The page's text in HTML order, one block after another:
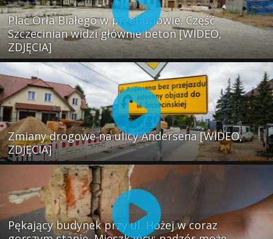
Plac Orła Białego w przebudowie. Część
Szczecinian widzi głównie beton [WIDEO,
ZDJĘCIA]
Zmiany drogowe na ulicy Andersena [WIDEO,
ZDJĘCIA]
Pękający budynek przy ul. Hożej w coraz